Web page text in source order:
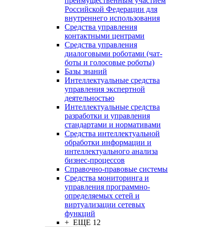
Российской Федерации для
внутреннего использования
Средства управления
контактными центрами
Средства управления
диалоговыми роботами (чат-
боты и голосовые роботы)
Базы знаний
Интеллектуальные средства
управления экспертной
деятельностью
Интеллектуальные средства
разработки и управления
стандартами и нормативами
Средства интеллектуальной
обработки информации и
интеллектуального анализа
бизнес-процессов
Справочно-правовые системы
Средства мониторинга и
управления программно-
определяемых сетей и
виртуализации сетевых
функций
+ ЕЩЕ 12